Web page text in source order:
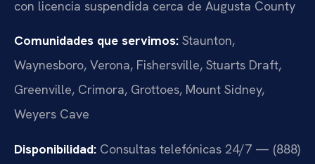
con licencia suspendida cerca de Augusta County
Comunidades que servimos: Staunton,
Waynesboro, Verona, Fishersville, Stuarts Draft,
Greenville, Crimora, Grottoes, Mount Sidney,
Weyers Cave
Disponibilidad: Consultas telefónicas 24/7 — (888)